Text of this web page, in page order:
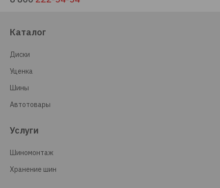
Каталог
Диски
Уценка
Шины
Автотовары
Услуги
Шиномонтаж
Хранение шин